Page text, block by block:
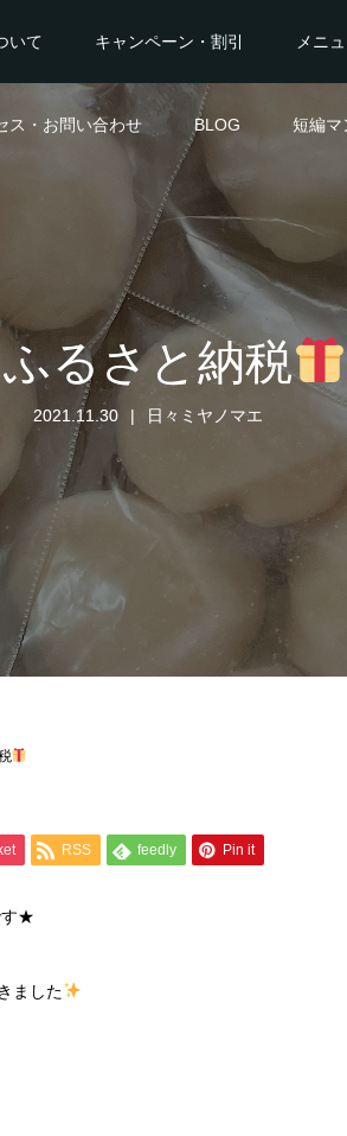
いて キャンペーン・割引 メニ
ス・お問い合わせ BLOG 短編マ
ふるさと納税
2021.11.30 日々ミヤノマエ
RSS feedly Pin it
す★
ました